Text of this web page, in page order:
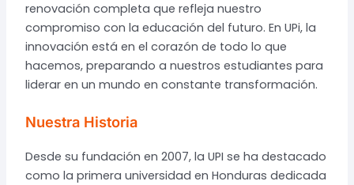
renovación completa que refleja nuestro
compromiso con la educación del futuro. En UPi, la
innovación está en el corazón de todo lo que
hacemos, preparando a nuestros estudiantes para
liderar en un mundo en constante transformación.
Nuestra Historia
Desde su fundación en 2007, la UPI se ha destacado
como la primera universidad en Honduras dedicada